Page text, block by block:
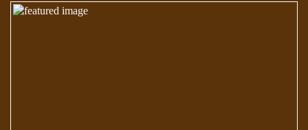
ΑΓΑΠΗ: ΚΑΤΑΣΤΑΣΗ Ή ΣΥΝΑΙΣΘΗΜΑ?